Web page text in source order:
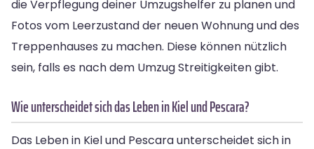
die Verpflegung deiner Umzugshelfer zu planen und
Fotos vom Leerzustand der neuen Wohnung und des
Treppenhauses zu machen. Diese können nützlich
sein, falls es nach dem Umzug Streitigkeiten gibt.
Wie unterscheidet sich das Leben in Kiel und Pescara?
Das Leben in Kiel und Pescara unterscheidet sich in